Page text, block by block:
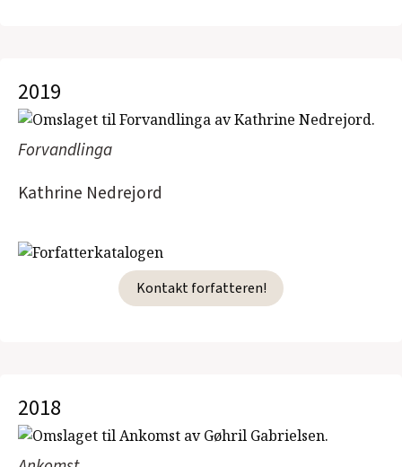
2019
Forvandlinga
Kathrine Nedrejord
Kontakt forfatteren!
2018